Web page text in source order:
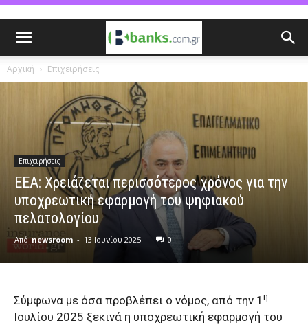
Αρχική Επιχειρήσεις
Επιχειρήσεις
ΕΕΑ: Χρειάζεται περισσότερος χρόνος για την
υποχρεωτική εφαρμογή του ψηφιακού
πελατολογίου
Από newsroom - 13 Ιουνίου 2025 0
Σύμφωνα με όσα προβλέπει ο νόμος, από την 1 η
Ιουλίου 2025 ξεκινά η υποχρεωτική εφαρμογή του